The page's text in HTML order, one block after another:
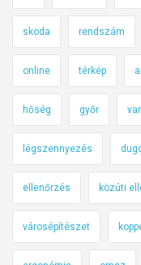
skoda rendszám
online térkép
hőség győr
légszennyezés
ellenőrzés közúti
városépítészet